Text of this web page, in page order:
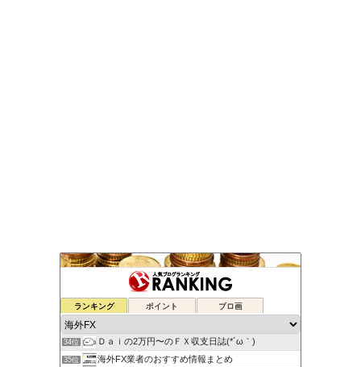
ランキング ポイント ブロ画
32位 ゆるゆる兼業投資家Vtuber編
33位
34位 Ｄａｉの2万円〜のＦＸ収支日誌(*´ω｀)
35位 海外FX業者のおすすめ情報まとめ